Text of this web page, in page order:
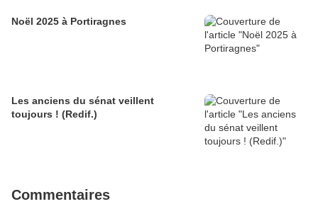
Noël 2025 à Portiragnes
Les anciens du sénat veillent
toujours ! (Redif.)
Commentaires